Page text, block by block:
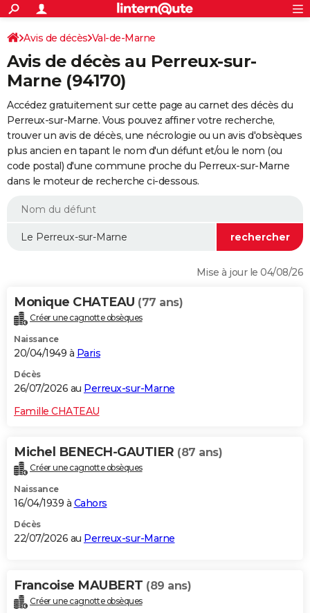
ACTUALITÉS
Politique
Société
Faits Divers
Education
Monde
Villes
+
SPORT
Coupe du monde 2026
Football
Tennis
Cyclisme
Rugby
Forum
FINANCE
Retraite
Impôts
Epargne
Immobilier
Risques naturels par ville
Banque
Assurance
Crédit
Essais
Réserver un essai
Citadines
Berlines
SUV
Forum auto
+
HIGH-TECH
Mobiles
Meilleur smartphone
Internet
Ordinateurs
Jeux vidéo
Guide high-tech
+
BRICOLAGE
Forum
Aménagement intérieur
Extérieur
Cuisine
Salle de bains
Jardinage
Rangement
WEEK-END
Guides de France
Escapades
Patrimoine
Expositions
Musées
Week-end nature
LIFESTYLE
Alimentation
Guide de la santé
Maladies
Médicaments
Sommeil
VOYAGE
Destinations
City break
Voyage nature
Voyage de noces
Forum
Climat
+PHOTO
GUIDES D'ACHAT
BONS PLANS
CARTE DE VOEUX
Dictionnaire
Biographies
Citations
Expressions
Proverbes
PROGRAMME TV
COPAINS D'AVANT
S'inscrire
Se connecter
Lycées
Collèges
Primaires
Universités
Entreprises
Service militaire
Avis de recherche
AVIS DE DÉCÈS
S'inscrire
Connexion
Avis de décès Val-de-Marne
Avis de décès au Perreux-sur-
Marne (94170)
Accédez gratuitement sur cette page au carnet des décès du
Perreux-sur-Marne. Vous pouvez affiner votre recherche,
trouver un avis de décès, une nécrologie ou un avis d'obsèques
plus ancien en tapant le nom d'un défunt et/ou le nom (ou
code postal) d'une commune proche du Perreux-sur-Marne
dans le moteur de recherche ci-dessous.
Mise à jour le 04/08/26
Monique CHATEAU (77 ans)
Créer une cagnotte obsèques
Naissance
20/04/1949 à Paris
Décès
26/07/2026 au Perreux-sur-Marne
Famille CHATEAU
Michel BENECH-GAUTIER (87 ans)
Créer une cagnotte obsèques
Naissance
16/04/1939 à Cahors
Décès
22/07/2026 au Perreux-sur-Marne
Francoise MAUBERT (89 ans)
Créer une cagnotte obsèques